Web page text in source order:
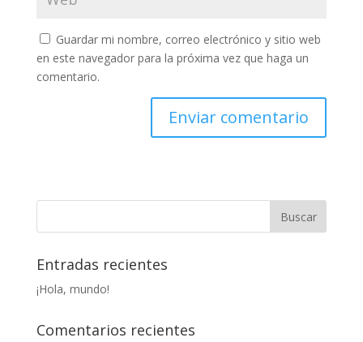
Guardar mi nombre, correo electrónico y sitio web
en este navegador para la próxima vez que haga un
comentario.
Entradas recientes
¡Hola, mundo!
Comentarios recientes